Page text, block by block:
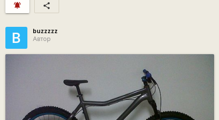
notifications_active share
B
buzzzzz
Автор